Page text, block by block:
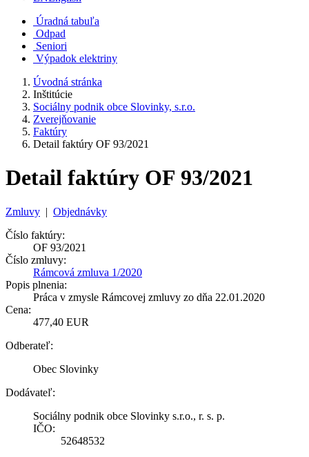
Úradná tabuľa
Odpad
Seniori
Výpadok elektriny
Úvodná stránka
Inštitúcie
Sociálny podnik obce Slovinky, s.r.o.
Zverejňovanie
Faktúry
Detail faktúry OF 93/2021
Detail faktúry OF 93/2021
Zmluvy | Objednávky
Číslo faktúry:
OF 93/2021
Číslo zmluvy:
Rámcová zmluva 1/2020
Popis plnenia:
Práca v zmysle Rámcovej zmluvy zo dňa 22.01.2020
Cena:
477,40 EUR
Odberateľ:
Obec Slovinky
Dodávateľ:
Sociálny podnik obce Slovinky s.r.o., r. s. p.
IČO:
52648532